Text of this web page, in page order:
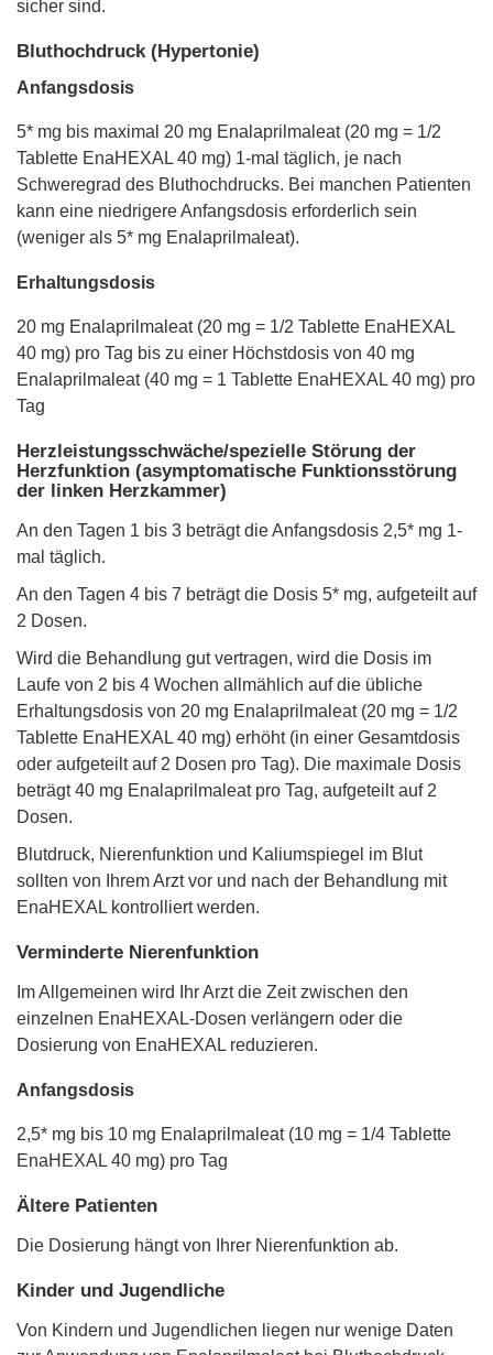
sicher sind.
Bluthochdruck (Hypertonie)
Anfangsdosis
5* mg bis maximal 20 mg Enalaprilmaleat (20 mg = 1/2
Tablette EnaHEXAL 40 mg) 1-mal täglich, je nach
Schweregrad des Bluthochdrucks. Bei manchen Patienten
kann eine niedrigere Anfangsdosis erforderlich sein
(weniger als 5* mg Enalaprilmaleat).
Erhaltungsdosis
20 mg Enalaprilmaleat (20 mg = 1/2 Tablette EnaHEXAL
40 mg) pro Tag bis zu einer Höchstdosis von 40 mg
Enalaprilmaleat (40 mg = 1 Tablette EnaHEXAL 40 mg) pro
Tag
Herzleistungsschwäche/spezielle Störung der
Herzfunktion (asymptomatische Funktionsstörung
der linken Herzkammer)
An den Tagen 1 bis 3 beträgt die Anfangsdosis 2,5* mg 1-
mal täglich.
An den Tagen 4 bis 7 beträgt die Dosis 5* mg, aufgeteilt auf
2 Dosen.
Wird die Behandlung gut vertragen, wird die Dosis im
Laufe von 2 bis 4 Wochen allmählich auf die übliche
Erhaltungsdosis von 20 mg Enalaprilmaleat (20 mg = 1/2
Tablette EnaHEXAL 40 mg) erhöht (in einer Gesamtdosis
oder aufgeteilt auf 2 Dosen pro Tag). Die maximale Dosis
beträgt 40 mg Enalaprilmaleat pro Tag, aufgeteilt auf 2
Dosen.
Blutdruck, Nierenfunktion und Kaliumspiegel im Blut
sollten von Ihrem Arzt vor und nach der Behandlung mit
EnaHEXAL kontrolliert werden.
Verminderte Nierenfunktion
Im Allgemeinen wird Ihr Arzt die Zeit zwischen den
einzelnen EnaHEXAL-Dosen verlängern oder die
Dosierung von EnaHEXAL reduzieren.
Anfangsdosis
2,5* mg bis 10 mg Enalaprilmaleat (10 mg = 1/4 Tablette
EnaHEXAL 40 mg) pro Tag
Ältere Patienten
Die Dosierung hängt von Ihrer Nierenfunktion ab.
Kinder und Jugendliche
Von Kindern und Jugendlichen liegen nur wenige Daten